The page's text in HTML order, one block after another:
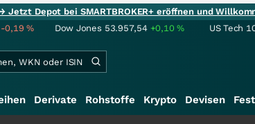
Jetzt Depot bei SMARTBROKER+ eröffnen und
-0,19% Dow Jones 53.957,54 +0,10% US Tech
Derivate Rohstoffe Krypto Devisen